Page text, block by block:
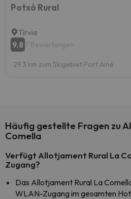
Potxó Rural
Tírvia
9.8 7 Bewertungen
29.3 km zum Skigebiet Port Ainé
Häufig gestellte Fragen zu
Comella
Verfügt Allotjament Rural La
Zugang?
Das Allotjament Rural La
WLAN-Zugang im gesamten